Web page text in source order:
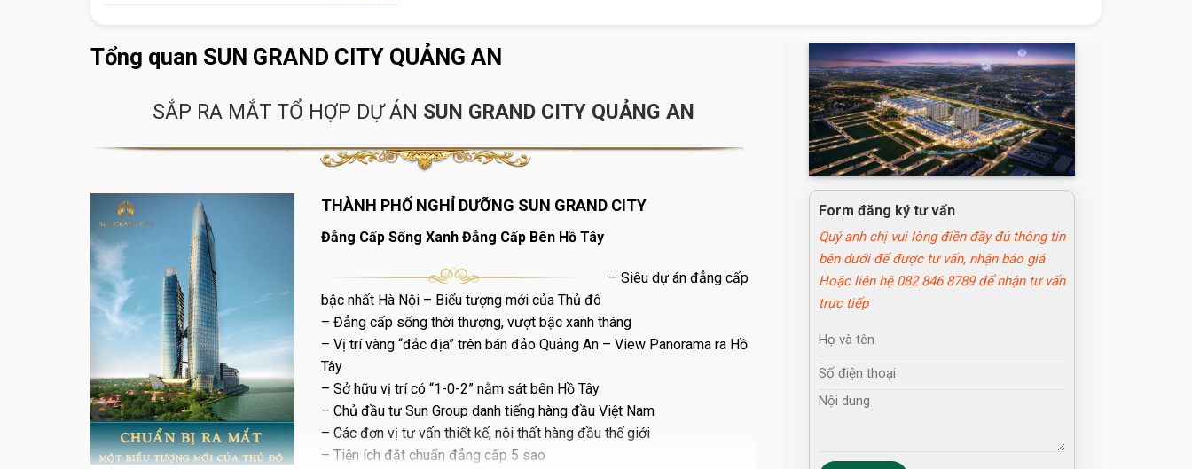
Tổng quan SUN GRAND CITY QUẢNG AN
SẮP RA MẮT TỔ HỢP DỰ ÁN SUN GRAND CITY QUẢNG AN
THÀNH PHỐ NGHỈ DƯỠNG SUN GRAND CITY
Đẳng Cấp Sống Xanh Đẳng Cấp Bên Hồ Tây
– Siêu dự án đẳng cấp
bậc nhất Hà Nội – Biểu tượng mới của Thủ đô
– Đẳng cấp sống thời thượng, vượt bậc xanh tháng
– Vị trí vàng “đắc địa” trên bán đảo Quảng An – View Panorama ra Hồ
Tây
– Sở hữu vị trí có “1-0-2” nằm sát bên Hồ Tây
– Chủ đầu tư Sun Group danh tiếng hàng đầu Việt Nam
– Các đơn vị tư vấn thiết kế, nội thất hàng đầu thế giới
– Tiện ích đặt chuẩn đẳng cấp 5 sao
Form đăng ký tư vấn
Quý anh chị vui lòng điền đầy đủ thông tin
bên dưới để được tư vấn, nhận báo giá
Hoặc liên hệ 082 846 8789 để nhận tư vấn
trực tiếp